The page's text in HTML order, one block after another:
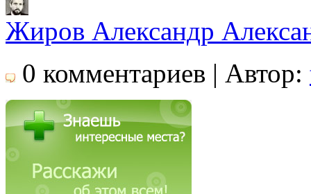
Жиров Александр
0 комментариев | Автор: